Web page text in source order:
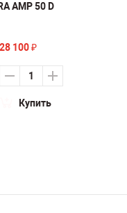
AMP 50 D
28 100 ₽
Купить